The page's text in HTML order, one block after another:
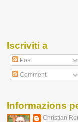
Iscriviti a
Post
Commenti
Informazions
Christian